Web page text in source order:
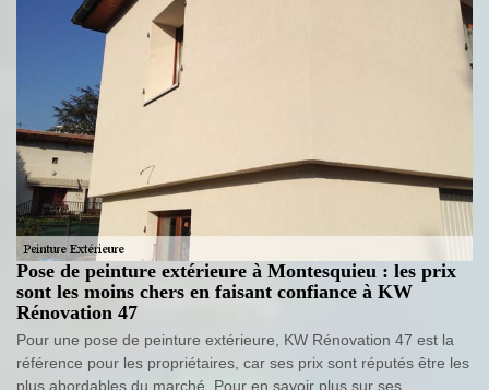
Pose de peinture extérieure à Montesquieu : les prix
sont les moins chers en faisant confiance à KW
Rénovation 47
Pour une pose de peinture extérieure, KW Rénovation 47 est la
référence pour les propriétaires, car ses prix sont réputés être les
plus abordables du marché. Pour en savoir plus sur ses